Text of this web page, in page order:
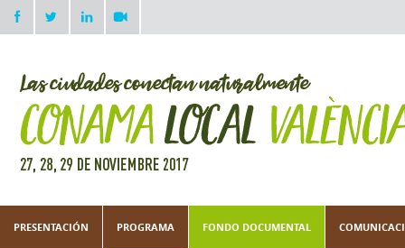
PRESENTACIÓN PROGRAMA FONDO DOCUMENTAL